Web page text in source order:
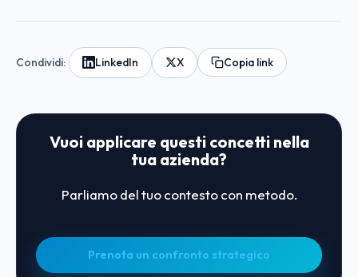
Condividi: LinkedIn X Copia link
Vuoi applicare questi concetti nella
tua azienda?
Parliamo del tuo contesto con metodo.
Prenota un confronto strategico